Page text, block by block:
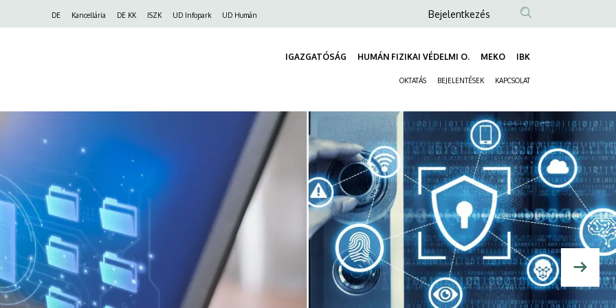
Felső
DE Kancellária DE KK ISZK UD Infopark UD Humán
Anonim
fiók
menüje
Bejelentkezés
IGAZGATÓSÁG HUMÁN FIZIKAI VÉDELMI O. MEKO IBK
navigáció
OKTATÁS BEJELENTÉSEK KAPCSOLAT